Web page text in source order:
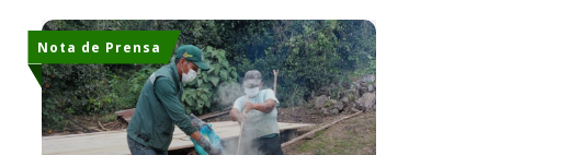
Nota de Prensa